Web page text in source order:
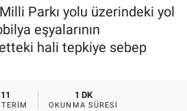
Parkı yolu üzerindeki yol
eşyalarının
hali tepkiye sebep
11 1 DK
OKUNMA SÜRESI